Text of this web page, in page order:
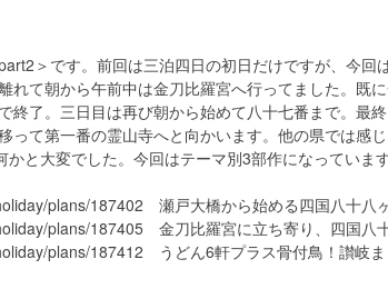
＞です。前回は三泊四日の初日だけですが、今回
れて朝から午前中は金刀比羅宮へ行ってました。既
終了。三日目は再び朝から始めて八十七番まで。最
って第一番の霊山寺へと向かいます。他の県では感
と大変でした。今回はテーマ別3部作になっています
plans/187402 瀬戸大橋から始める四国八十八
plans/187405 金刀比羅宮に立ち寄り、四国八
plans/187412 うどん6軒プラス骨付鳥！讃岐ま